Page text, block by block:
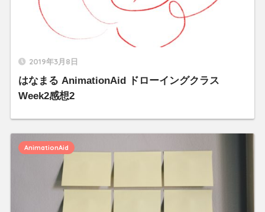
2019年3月8日
はなまる AnimationAid ドローイングクラス
Week2感想2
AnimationAid